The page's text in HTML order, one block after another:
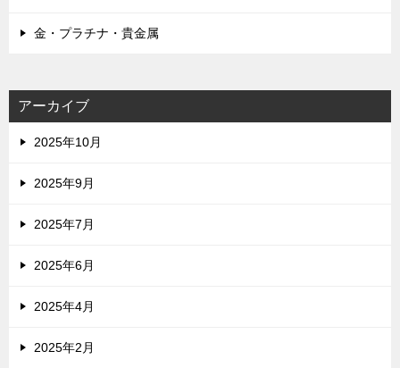
金・プラチナ・貴金属
アーカイブ
2025年10月
2025年9月
2025年7月
2025年6月
2025年4月
2025年2月